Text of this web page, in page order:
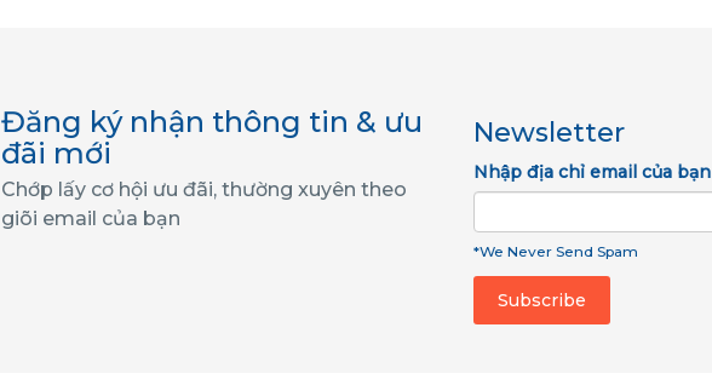
Đăng ký nhận thông tin & ưu
đãi mới
Chớp lấy cơ hội ưu đãi, thường xuyên theo
giõi email của bạn
Newsletter
Nhập địa chỉ email của bạn
*We Never Send Spam